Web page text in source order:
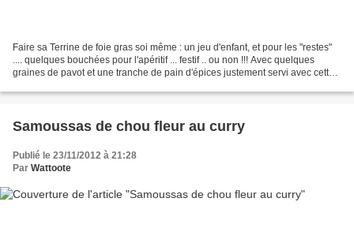
Faire sa Terrine de foie gras soi même : un jeu d'enfant, et pour les "restes"
.... quelques bouchées pour l'apéritif ... festif .. ou non !!! Avec quelques
graines de pavot et une tranche de pain d'épices justement servi avec cette
Samoussas de chou fleur au curry
Publié le 23/11/2012 à 21:28
Par Wattoote